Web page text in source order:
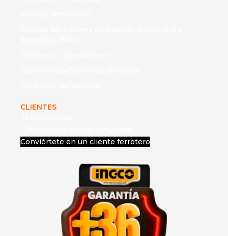
CLIENTES
Conviértete en un cliente ferretero